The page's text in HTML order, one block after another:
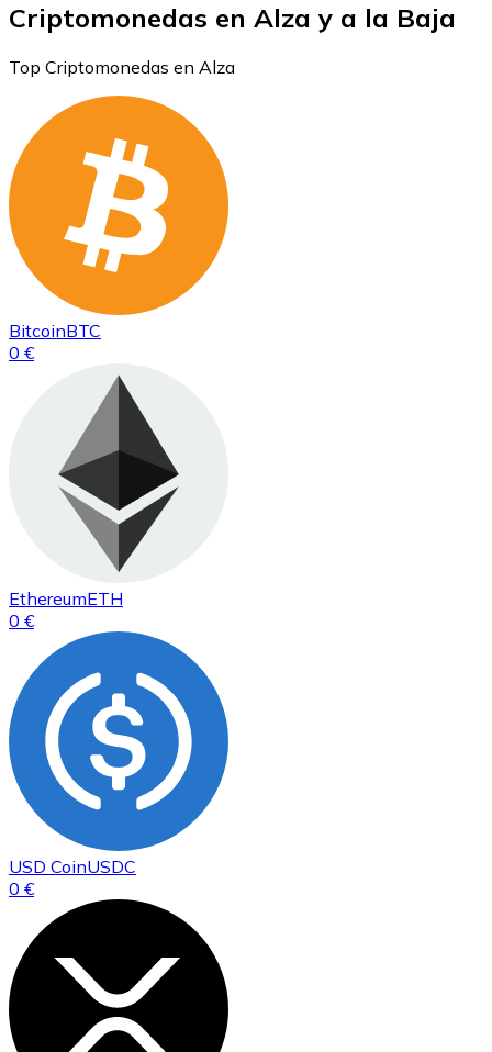
Criptomonedas en Alza y a la Baja
Top Criptomonedas en Alza
BitcoinBTC
0 €
EthereumETH
0 €
USD CoinUSDC
0 €